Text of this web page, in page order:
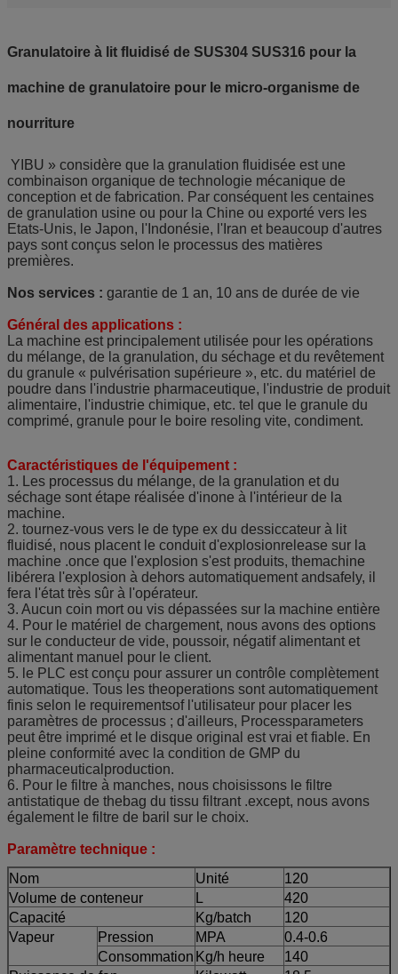
Granulatoire à lit fluidisé de SUS304 SUS316 pour la
machine de granulatoire pour le micro-organisme de
nourriture
YIBU » considère que la granulation fluidisée est une
combinaison organique de technologie mécanique de
conception et de fabrication. Par conséquent les centaines
de granulation usine ou pour la Chine ou exporté vers les
Etats-Unis, le Japon, l'Indonésie, l'Iran et beaucoup d'autres
pays sont conçus selon le processus des matières
premières.
Nos services : garantie de 1 an, 10 ans de durée de vie
Général des applications :
La machine est principalement utilisée pour les opérations
du mélange, de la granulation, du séchage et du revêtement
du granule « pulvérisation supérieure », etc. du matériel de
poudre dans l'industrie pharmaceutique, l'industrie de produit
alimentaire, l'industrie chimique, etc. tel que le granule du
comprimé, granule pour le boire resoling vite, condiment.
Caractéristiques de l'équipement :
1. Les processus du mélange, de la granulation et du
séchage sont étape réalisée d'inone à l'intérieur de la
machine.
2. tournez-vous vers le de type ex du dessiccateur à lit
fluidisé, nous placent le conduit d'explosionrelease sur la
machine .once que l'explosion s'est produits, themachine
libérera l'explosion à dehors automatiquement andsafely, il
fera l'état très sûr à l'opérateur.
3. Aucun coin mort ou vis dépassées sur la machine entière
4. Pour le matériel de chargement, nous avons des options
sur le conducteur de vide, poussoir, négatif alimentant et
alimentant manuel pour le client.
5. le PLC est conçu pour assurer un contrôle complètement
automatique. Tous les theoperations sont automatiquement
finis selon le requirementsof l'utilisateur pour placer les
paramètres de processus ; d'ailleurs, Processparameters
peut être imprimé et le disque original est vrai et fiable. En
pleine conformité avec la condition de GMP du
pharmaceuticalproduction.
6. Pour le filtre à manches, nous choisissons le filtre
antistatique de thebag du tissu filtrant .except, nous avons
également le filtre de baril sur le choix.
Paramètre technique :
Nom
Unité
120
Volume de conteneur
L
420
Capacité
Kg/batch
120
Vapeur
Pression MPA
0.4-0.6
Consommation Kg/h heure
140